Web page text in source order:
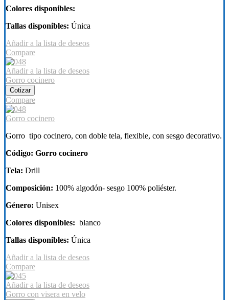
Colores disponibles:
Tallas disponibles: Única
Añadir a la lista de deseos
Compare
Añadir a la lista de deseos
Gorro cocinero
Cotizar
Compare
Gorro cocinero
Gorro tipo cocinero, con doble tela, flexible, con sesgo decorativo.
Código: Gorro cocinero
Tela: Drill
Composición: 100% algodón- sesgo 100% poliéster.
Género: Unisex
Colores disponibles: blanco
Tallas disponibles: Única
Añadir a la lista de deseos
Compare
Añadir a la lista de deseos
Gorro con visera en velo